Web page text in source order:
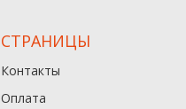
СТРАНИЦЫ
Контакты
Оплата